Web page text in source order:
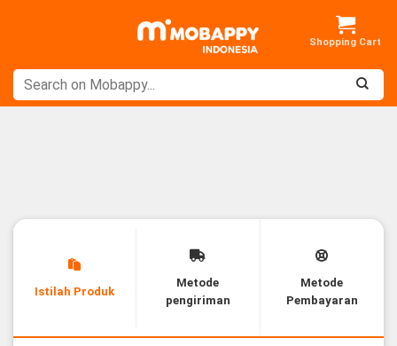
Istilah Produk
Metode
pengiriman
Metode
Pembayaran